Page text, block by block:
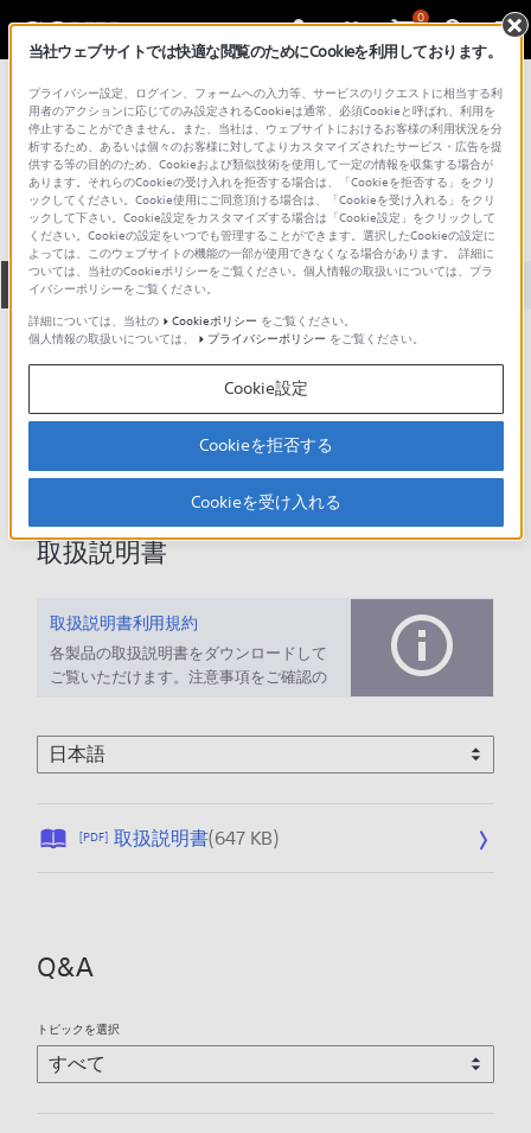
0
総合サポート・お問い合わせ プロフェッショナル／業務用
DSR-11
全て ダウンロード 取扱説明書 Q&A
ダウンロード
現在、本ページで提供されているアップデート情報はありませ
取扱説明書
取扱説明書利用規約
各製品の取扱説明書をダウンロードして
ご覧いただけます。注意事項をご確認の
[PDF] 取扱説明書(647 KB)公
/
Q&A
トピックを選択
当社ウェブサイトでは快適な閲覧のためにCookieを利用しております。
プライバシー設定、ログイン、フォームへの入力等、サービスのリクエストに相当する利
用者のアクションに応じてのみ設定されるCookieは通常、必須Cookieと呼ばれ、利用を
停止することができません。また、当社は、ウェブサイトにおけるお客様の利用状況を分
析するため、あるいは個々のお客様に対してよりカスタマイズされたサービス・広告を提
供する等の目的のため、Cookieおよび類似技術を使用して一定の情報を収集する場合が
あります。それらのCookieの受け入れを拒否する場合は、「Cookieを拒否する」をクリ
ックしてください。Cookie使用にご同意頂ける場合は、「Cookieを受け入れる」をクリ
ックして下さい。Cookie設定をカスタマイズする場合は「Cookie設定」をクリックして
ください。Cookieの設定をいつでも管理することができます。選択したCookieの設定に
よっては、このウェブサイトの機能の一部が使用できなくなる場合があります。 詳細に
ついては、当社のCookieポリシーをご覧ください。個人情報の取扱いについては、プラ
イバシーポリシーをご覧ください。
詳細については、当社の
Cookieポリシー をご覧ください。
個人情報の取扱いについては、
プライバシーポリシー をご覧ください。
Cookie設定
Cookieを拒否する
Cookieを受け入れる